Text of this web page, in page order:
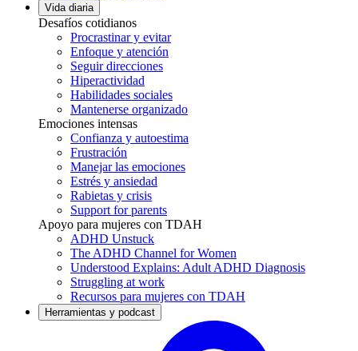
Vida diaria
Desafíos cotidianos
Procrastinar y evitar
Enfoque y atención
Seguir direcciones
Hiperactividad
Habilidades sociales
Mantenerse organizado
Emociones intensas
Confianza y autoestima
Frustración
Manejar las emociones
Estrés y ansiedad
Rabietas y crisis
Support for parents
Apoyo para mujeres con TDAH
ADHD Unstuck
The ADHD Channel for Women
Understood Explains: Adult ADHD Diagnosis
Struggling at work
Recursos para mujeres con TDAH
Herramientas y podcast